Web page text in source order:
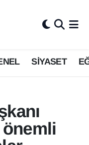
SİYASET